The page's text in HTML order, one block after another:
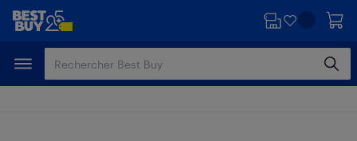
Passer
principal
Passer